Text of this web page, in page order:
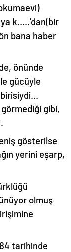
k…..’dan(bir
bana haber
önünde
gücüyle
birisiydi…
gibi,
gösterilse
yerini eşarp,
olmuş
tarihinde